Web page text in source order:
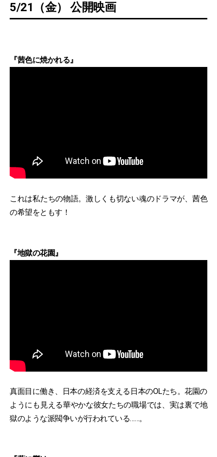
5/21（金） 公開映画
『茜色に焼かれる』
これは私たちの物語。激しくも切ない魂のドラマが、茜色
の希望をともす！
『地獄の花園』
真面目に働き、日本の経済を支える日本のOLたち。花園の
ようにも見える華やかな彼女たちの職場では、実は裏で地
獄のような派閥争いが行われている……。